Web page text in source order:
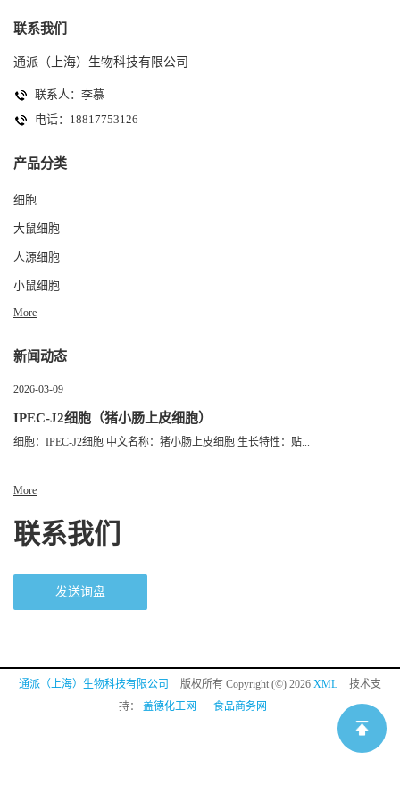
联系我们
通派（上海）生物科技有限公司
联系人：李慕
电话：18817753126
产品分类
细胞
大鼠细胞
人源细胞
小鼠细胞
More
新闻动态
2026-03-09
IPEC-J2细胞（猪小肠上皮细胞）
细胞：IPEC-J2细胞 中文名称：猪小肠上皮细胞 生长特性：贴...
More
联系我们
发送询盘
通派（上海）生物科技有限公司 版权所有 Copyright (©) 2026 XML
技术支
持： 盖德化工网 食品商务网